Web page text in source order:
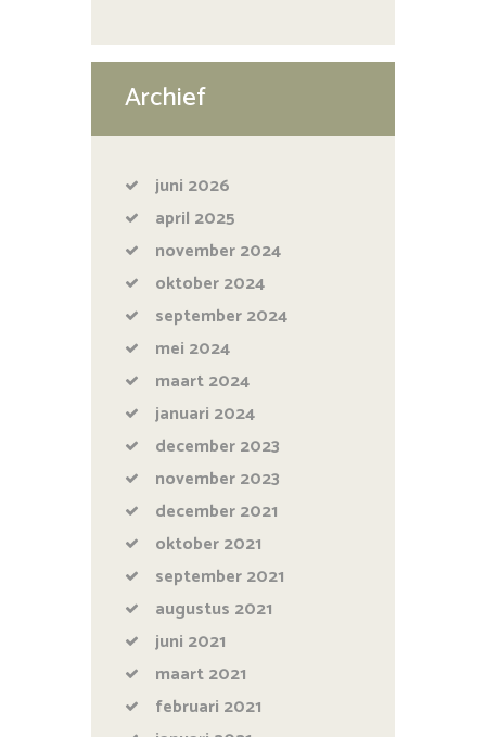
Archief
juni 2026
april 2025
november2024
oktober2024
september2024
mei 2024
maart2024
januari 2024
december2023
november2023
december2021
oktober2021
september2021
augustus 2021
juni 2021
maart2021
februari 2021